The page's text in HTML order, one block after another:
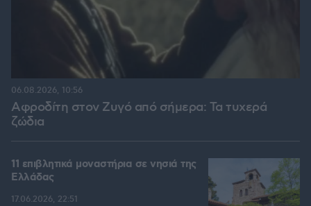
Αφροδίτη στον Ζυγό από σήμερα: Τα τυχερά
ζώδια
06.08.2026, 10:56
11 επιβλητικά μοναστήρια σε νησιά της
Ελλάδας
17.06.2026, 22:51